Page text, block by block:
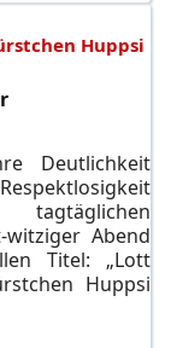
Huppsi
Deutlichkeit
Abend
Titel: „Lott
Huppsi